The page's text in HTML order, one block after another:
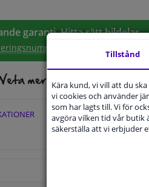
garanti, Hitta rätt bildelar.
Välj din bil.
Tillstånd
Kära kund, vi vill att du
vi cookies och använder
som har lagts till. Vi för
avgöra vilken tid vår butik
säkerställa att vi erbjuder